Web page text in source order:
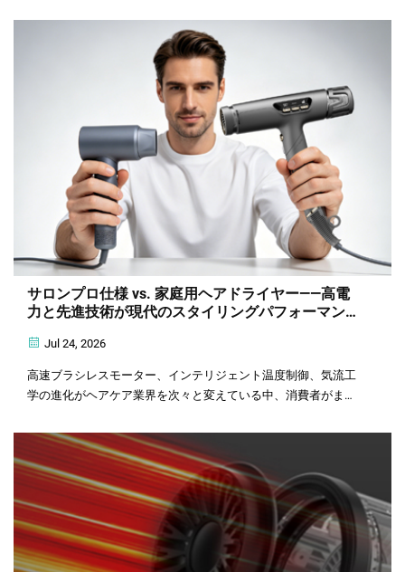
速乾燥・除菌まで、消費者のニーズは多様化・高度化していま
サロンプロ仕様 vs. 家庭用ヘアドライヤー――高電
力と先進技術が現代のスタイリングパフォーマンス
Jul 24, 2026
高速ブラシレスモーター、インテリジェント温度制御、気流工
学の進化がヘアケア業界を次々と変えている中、消費者がます
のサロン用ヘアドライヤーと家庭用製品を、本当に分けるもの
は何なのか？」